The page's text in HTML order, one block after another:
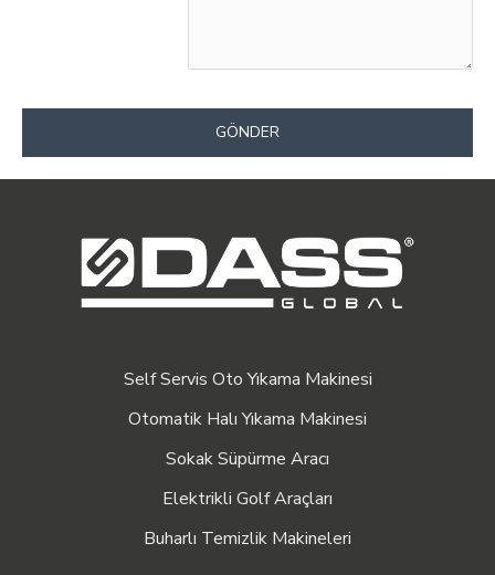
GÖNDER
Self Servis Oto Yıkama Makinesi
Otomatik Halı Yıkama Makinesi
Sokak Süpürme Aracı
Elektrikli Golf Araçları
Buharlı Temizlik Makineleri